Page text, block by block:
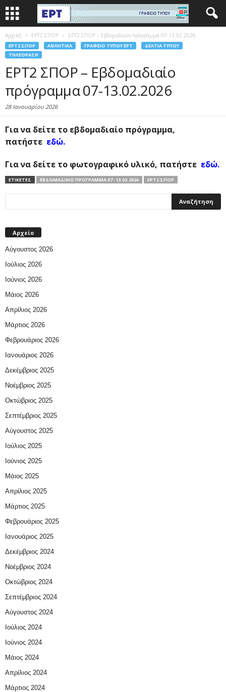
Αρχική EΡΤ2 ΣΠΟΡ ΕΡΤ2 ΣΠΟΡ – Εβδομαδιαίο πρόγραμμα 07-13.02.2026
EΡΤ2 ΣΠΟΡ ΑΘΛΗΤΙΚΆ ΓΡΑΦΕΊΟ ΤΎΠΟΥ ΕΡΤ
ΔΕΛΤΊΑ ΤΎΠΟΥ
ΤΗΛΕΌΡΑΣΗ
ΕΡΤ2 ΣΠΟΡ – Εβδομαδιαίο
πρόγραμμα 07-13.02.2026
28 Ιανουαρίου 2026
Για να δείτε το εβδομαδιαίο πρόγραμμα,
πατήστε εδώ.
Για να δείτε το φωτογραφικό υλικό, πατήστε εδώ.
ΕΤΙΚΕΤΕΣ ΕΒΔΟΜΑΔΙΑΊΟ ΠΡΌΓΡΑΜΜΑ 07 -13.02.2026 ΕΡΤ2 ΣΠΟΡ
Αρχείο
Αύγουστος 2026
Ιούλιος 2026
Ιούνιος 2026
Μάιος 2026
Απρίλιος 2026
Μάρτιος 2026
Φεβρουάριος 2026
Ιανουάριος 2026
Δεκέμβριος 2025
Νοέμβριος 2025
Οκτώβριος 2025
Σεπτέμβριος 2025
Αύγουστος 2025
Ιούλιος 2025
Ιούνιος 2025
Μάιος 2025
Απρίλιος 2025
Μάρτιος 2025
Φεβρουάριος 2025
Ιανουάριος 2025
Δεκέμβριος 2024
Νοέμβριος 2024
Οκτώβριος 2024
Σεπτέμβριος 2024
Αύγουστος 2024
Ιούλιος 2024
Ιούνιος 2024
Μάιος 2024
Απρίλιος 2024
Μάρτιος 2024